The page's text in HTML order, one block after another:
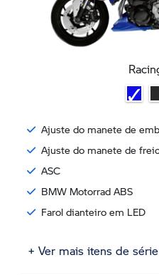
Ajuste do manete de
Ajuste do manete de
ASC
BMW Motorrad ABS
Farol dianteiro em LED
+ Ver mais itens de série